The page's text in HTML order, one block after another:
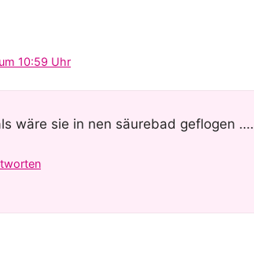
10:59 Uhr
wäre sie in nen säurebad geflogen ….